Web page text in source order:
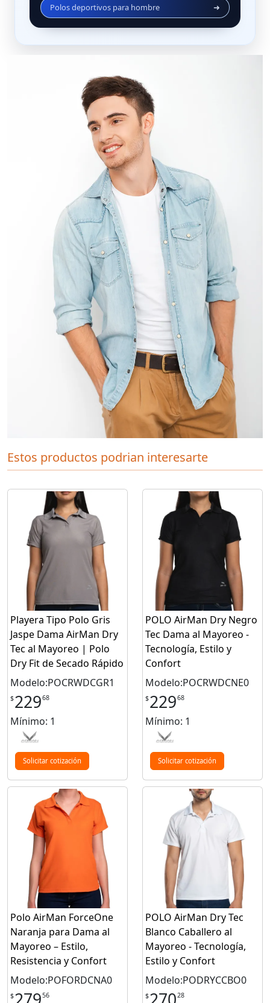
Polos deportivos para hombre
➜
Estos productos podrian interesarte
Playera Tipo Polo Gris
Jaspe Dama AirMan Dry
Tec al Mayoreo | Polo
Dry Fit de Secado Rápido
Modelo:POCRWDCGR1
$22968
Mínimo: 1
Solicitar cotización
POLO AirMan Dry Negro
Tec Dama al Mayoreo -
Tecnología, Estilo y
Confort
Modelo:POCRWDCNE0
$22968
Mínimo: 1
Solicitar cotización
Polo AirMan ForceOne
Naranja para Dama al
Mayoreo – Estilo,
Resistencia y Confort
Modelo:POFORDCNA0
$ 56
POLO AirMan Dry Tec
Blanco Caballero al
Mayoreo - Tecnología,
Estilo y Confort
Modelo:PODRYCCBO0
$ 28